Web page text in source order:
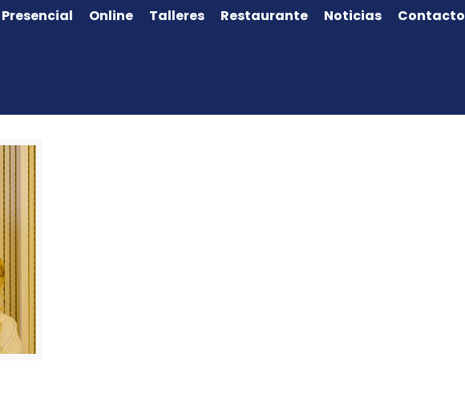
Presencial Online Talleres Restaurante Noticias Contacto